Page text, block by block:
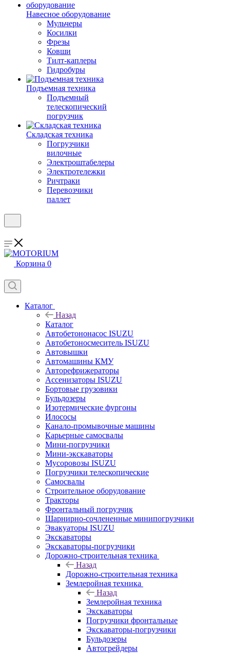
Навесное оборудование
Мульчеры
Косилки
Фрезы
Ковши
Тилт-каплеры
Гидробуры
Подъемная техника
Подъемный
телескопический
погрузчик
Складская техника
Погрузчики
вилочные
Электроштабелеры
Электротележки
Ричтраки
Перевозчики
паллет
Корзина 0
Каталог
Назад
Каталог
Автобетононасос ISUZU
Автобетоносмеситель ISUZU
Автовышки
Автомашины КМУ
Авторефрижераторы
Ассенизаторы ISUZU
Бортовые грузовики
Бульдозеры
Изотермические фургоны
Илососы
Канало-промывочные машины
Карьерные самосвалы
Мини-погрузчики
Мини-экскаваторы
Мусоровозы ISUZU
Погрузчики телескопические
Самосвалы
Строительное оборудование
Тракторы
Фронтальный погрузчик
Шарнирно-сочлененные минипогрузчики
Эвакуаторы ISUZU
Экскаваторы
Экскаваторы-погрузчики
Дорожно-строительная техника
Назад
Дорожно-строительная техника
Землеройная техника
Назад
Землеройная техника
Экскаваторы
Погрузчики фронтальные
Экскаваторы-погрузчики
Бульдозеры
Автогрейдеры